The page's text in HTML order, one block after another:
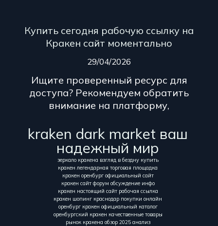
Купить сегодня рабочую ссылку на
Кракен сайт моментально
29/04/2026
Ищите проверенный ресурс для
доступа? Рекомендуем обратить
внимание на платформу,
kraken dark market ваш
надежный мир
зеркало кракена взгляд в бездну купить
кракен легендарная торговая площадка
кракен оренбург официальный сайт
кракен сайт форум обсуждение инфо
кракен настоящий сайт рабочая ссылка
кракен шопинг краснодар покупки онлайн
оренбург кракен официальный каталог
оренбургский кракен качественные товары
рынок кракена обзор 2025 анализ